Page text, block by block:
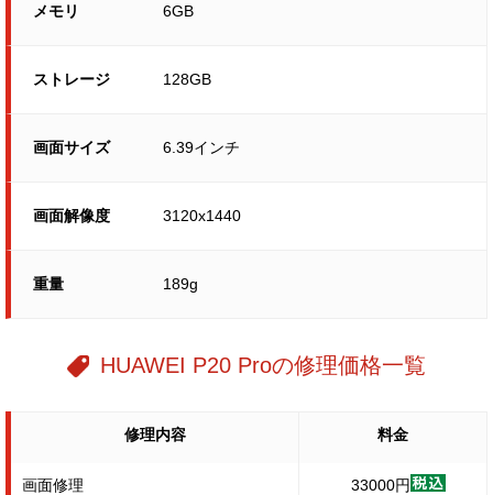
メモリ 6GB
ストレージ 128GB
画面サイズ 6.39インチ
画面解像度 3120x1440
重量 189g
HUAWEI P20 Proの修理価格一覧
修理内容 料金
画面修理 33000円